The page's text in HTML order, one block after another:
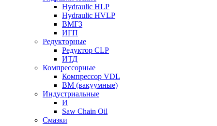
Hydraulic HLP
Hydraulic HVLP
ВМГЗ
ИГП
Редукторные
Редуктор CLP
ИТД
Компрессорные
Компрессор VDL
ВМ (вакуумные)
Индустриальные
И
Saw Chain Oil
Смазки